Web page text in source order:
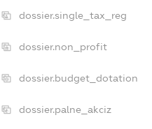
dossier.single_tax_reg
dossier.non_profit
dossier.budget_dotation
dossier.palne_akciz